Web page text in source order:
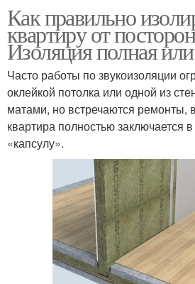
Как правильно
квартиру от
Изоляция полная
Часто работы по звукоизоляции
оклейкой потолка или одной из
матами, но встречаются ремонты,
квартира полностью заключается
«капсулу».